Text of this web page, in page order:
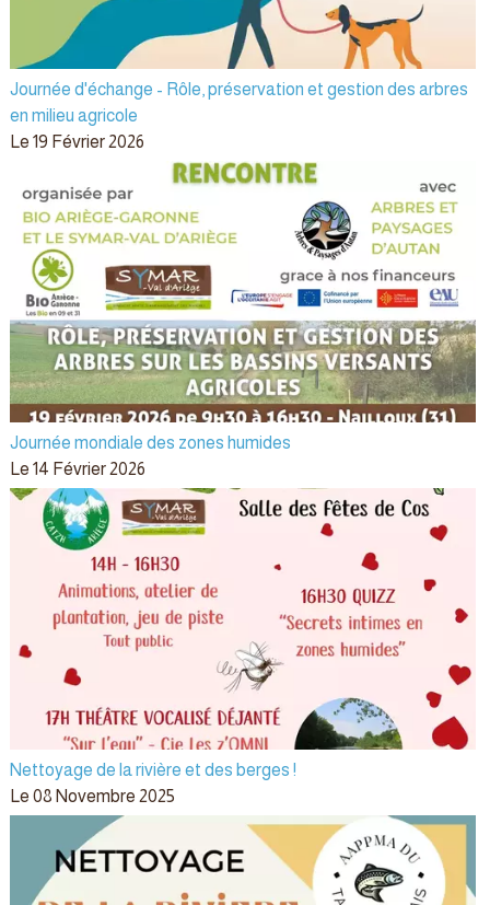
Journée d'échange - Rôle, préservation et gestion des arbres
en milieu agricole
Le 19 Février 2026
Journée mondiale des zones humides
Le 14 Février 2026
Nettoyage de la rivière et des berges !
Le 08 Novembre 2025